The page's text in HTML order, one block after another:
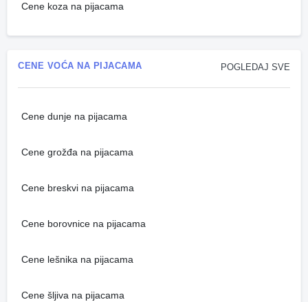
Cene koza na pijacama
POGLEDAJ SVE
CENE VOĆA NA PIJACAMA
Cene dunje na pijacama
Cene grožđa na pijacama
Cene breskvi na pijacama
Cene borovnice na pijacama
Cene lešnika na pijacama
Cene šljiva na pijacama